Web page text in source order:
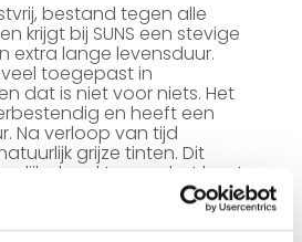
bestand tegen alle
krijgt bij SUNS een stevige
extra lange levensduur.
toegepast in
dat is niet voor niets. Het
en heeft een
Na verloop van tijd
grijze tinten. Dit
karakter van het hout
de charme van het